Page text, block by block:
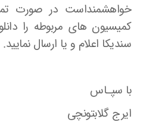
خواهشمنداست در صورت
کمیسیون های مربوطه را
سندیکا اعلام و یا ارسال نمایید.
با سپـاس
ایرج گلابتونچی